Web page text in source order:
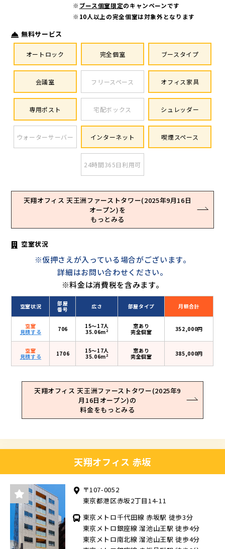
※ ブース個室限定のキャンペーンです
※10人以上の完全個室は対象外となります
無料サービス
オートロック 完全個室 ブースタイプ
会議室 フリースペース オフィス家具
専用ポスト 宅配ボックス シュレッダー
ウォーターサーバー インターネット 喫煙スペース
24時間365日利用可
天翔オフィス 天王洲ファーストタワー(2025年9月16日
オープン)を
もっとみる
空室状況
※仮押さえが入っている場合がございます。
詳細はお問い合わせください。
※料金は消費税を含みます。
空室状況
部屋
番号
広さ 部屋タイプ 月額合計
空室
見積する
706
15〜17人
35.06m2
窓あり
完全個室
352,000円
空室
見積する
1706
15〜17人
35.06m2
窓あり
完全個室
385,000円
天翔オフィス 天王洲ファーストタワー(2025年9
月16日オープン)の
料金をもっとみる
天翔オフィス 赤坂
〒107-0052
東京都港区赤坂2丁目14-11
東京メトロ千代田線 赤坂駅 徒歩3分
東京メトロ銀座線 溜池山王駅 徒歩4分
東京メトロ南北線 溜池山王駅 徒歩4分